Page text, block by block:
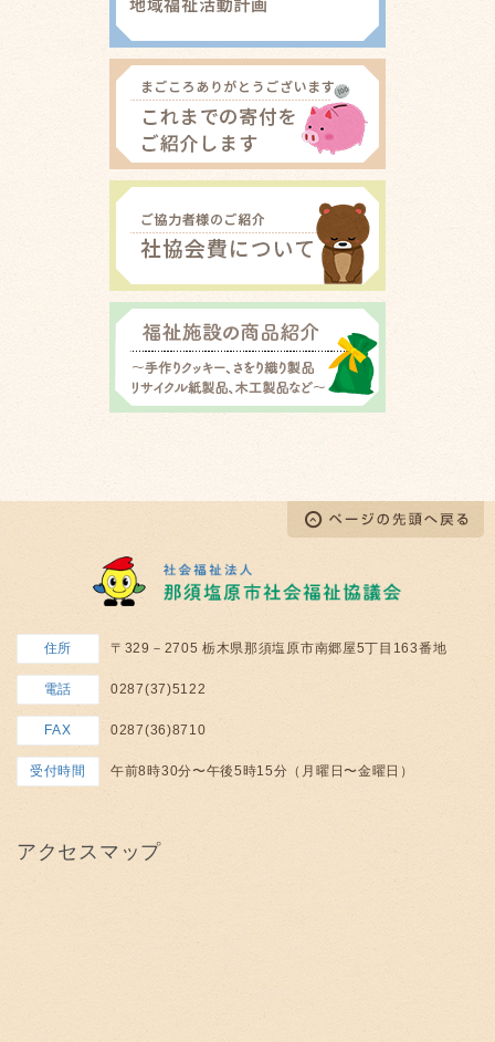
住所 〒329－2705 栃木県那須塩原市南郷屋5丁目163番地
電話 0287(37)5122
FAX 0287(36)8710
受付時間 午前8時30分〜午後5時15分（月曜日〜金曜日）
アクセスマップ